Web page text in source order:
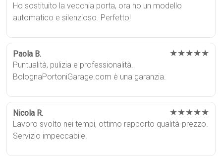
Ho sostituito la vecchia porta, ora ho un modello
automatico e silenzioso. Perfetto!
Paola B. ★★★★★
Puntualità, pulizia e professionalità.
BolognaPortoniGarage.com è una garanzia.
Nicola R. ★★★★★
Lavoro svolto nei tempi, ottimo rapporto qualità-prezzo.
Servizio impeccabile.